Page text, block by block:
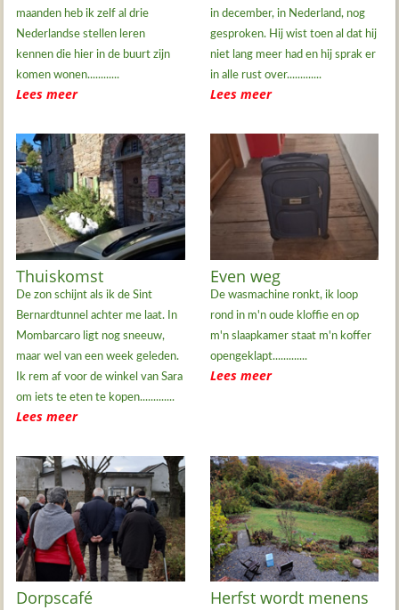
maanden heb ik zelf al drie
Nederlandse stellen leren
kennen die hier in de buurt zijn
komen wonen............
Lees meer
in december, in Nederland, nog
gesproken. Hij wist toen al dat hij
niet lang meer had en hij sprak er
in alle rust over.............
Lees meer
Thuiskomst
De zon schijnt als ik de Sint
Bernardtunnel achter me laat. In
Mombarcaro ligt nog sneeuw,
maar wel van een week geleden.
Ik rem af voor de winkel van Sara
om iets te eten te kopen.............
Lees meer
Even weg
De wasmachine ronkt, ik loop
rond in m'n oude kloffie en op
m'n slaapkamer staat m'n koffer
opengeklapt.............
Lees meer
Dorpscafé Herfst wordt menens